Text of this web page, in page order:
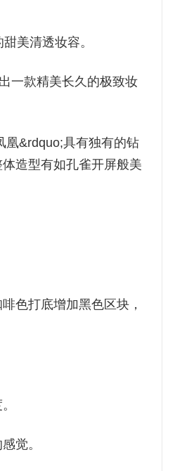
美清透妆容。
一款精美长久的极致妆
凰&rdquo;具有独有的钻
造型有如孔雀开屏般美
色打底增加黑色区块，
觉。